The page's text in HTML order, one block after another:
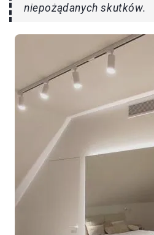
niepożądanych skutków.